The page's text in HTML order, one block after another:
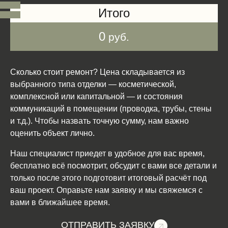
Итого
0 руб.
Сколько стоит ремонт? Цена складывается из
выбранного типа отделки — косметической,
комплексной или капитальной — и состояния
коммуникаций в помещении (проводка, трубы, стены
и т.д.). Чтобы назвать точную сумму, нам важно
оценить объект лично.
Наш специалист приедет в удобное для вас время,
бесплатно всё посмотрит, обсудит с вами все детали и
только после этого подготовит итоговый расчёт под
ваш проект. Оправьте нам заявку и мы свяжемся с
вами в ближайшее время.
ОТПРАВИТЬ ЗАЯВКУ